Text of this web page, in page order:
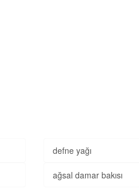
defne yağı
ağsal damar bakısı